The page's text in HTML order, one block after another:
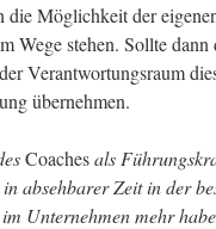
die Möglichkeit der
Wege stehen. Sollte
Verantwortungsraum
übernehmen.
Coachesals
absehbarer Zeit in der
Unternehmen mehr